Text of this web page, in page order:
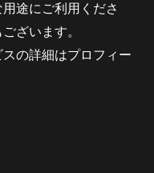
途にご利用くださ
ざいます。
の詳細はプロフィー